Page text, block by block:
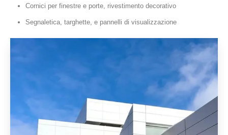
Cornici per finestre e porte, rivestimento decorativo
Segnaletica, targhette, e pannelli di visualizzazione